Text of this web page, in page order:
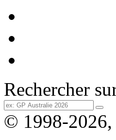
Rechercher
© 1998-2026,